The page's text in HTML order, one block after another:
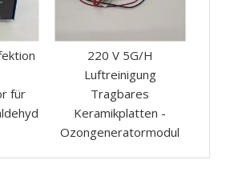
-
O3 -Ozon -
Generatormaschine
Ozonluftreiniger mit
Acryl elektronischer
Timer